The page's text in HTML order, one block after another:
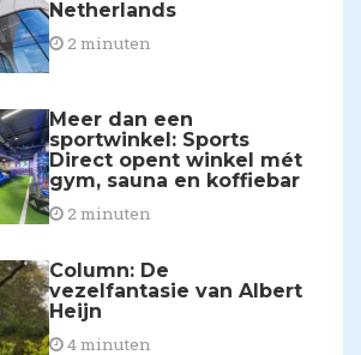
Netherlands
2 minuten
Meer dan een
sportwinkel: Sports
Direct opent winkel mét
gym, sauna en koffiebar
2 minuten
Column: De
vezelfantasie van Albert
Heijn
4 minuten